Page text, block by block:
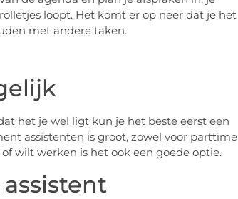
loopt. Het komt er op neer dat je het
met andere taken.
het je wel ligt kun je het beste eerst een
assistenten is groot, zowel voor parttime
wilt werken is het ook een goede optie.